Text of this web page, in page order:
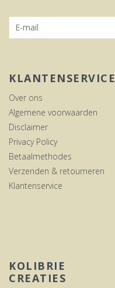
KLANTENSERVICE
Over ons
Algemene voorwaarden
Disclaimer
Privacy Policy
Betaalmethodes
Verzenden & retourneren
Klantenservice
KOLIBRIE
CREATIES